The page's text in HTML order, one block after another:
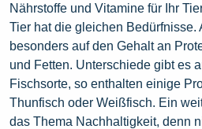
Nährstoffe und Vitamine für Ihr
Tier hat die gleichen Bedürfnisse.
besonders auf den Gehalt an
und Fetten. Unterschiede gibt es
Fischsorte, so enthalten einige
Thunfisch oder Weißfisch. Ein
das Thema Nachhaltigkeit, denn